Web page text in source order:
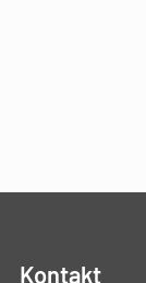
Kontakt